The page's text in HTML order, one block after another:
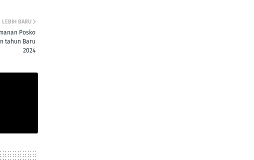
LEBIH BARU
Posko
tahun Baru
2024